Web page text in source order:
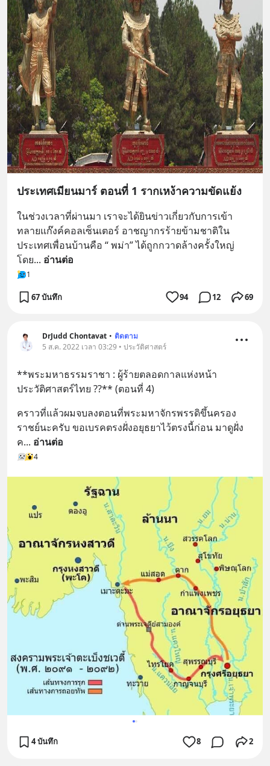
ประเทศเมียนมาร์ ตอนที่ 1 รากเหง้าความขัดแย้ง
ในช่วงเวลาที่ผ่านมา เราจะได้ยินข่าวเกี่ยวกับการเข้า
ทลายแก๊งค์คอลเซ็นเตอร์ อาชญากรร้ายข้ามชาติใน
ประเทศเพื่อนบ้านคือ “ พม่า” ได้ถูกกวาดล้างครั้งใหญ่
โดย... อ่านต่อ
1
67 บันทึก 94 12 69
DrJudd Chontavat • ติดตาม
5 ส.ค. 2022 เวลา 03:29 • ประวัติศาสตร์
**พระมหาธรรมราชา : ผู้ร้ายตลอดกาลแห่งหน้า
ประวัติศาสตร์ไทย ??** (ตอนที่ 4)
คราวที่แล้วผมจบลงตอนที่พระมหาจักรพรรดิขึ้นครอง
ราชย์นะครับ ขอเบรคตรงฝั่งอยุธยาไว้ตรงนี้ก่อน มาดูฝั่ง
ค... อ่านต่อ
4
4 บันทึก 8 2